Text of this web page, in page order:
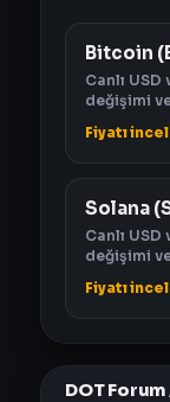
Bitcoin
Canlı USD
değişimi
Fiyatı
Solana
Canlı USD
değişimi
Fiyatı
DOT